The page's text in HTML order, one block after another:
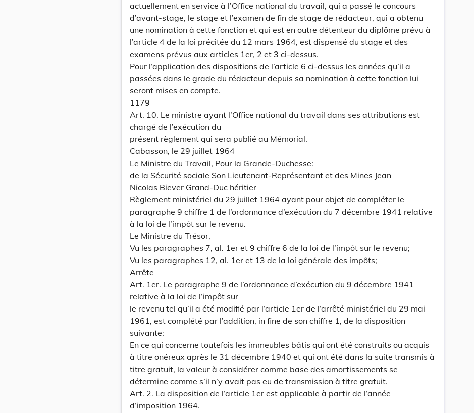
actuellement en service à l’Office national du travail, qui a passé le concours
d’avant-stage, le stage et l’examen de fin de stage de rédacteur, qui a obtenu
une nomination à cette fonction et qui est en outre détenteur du diplôme prévu à
l’article 4 de la loi précitée du 12 mars 1964, est dispensé du stage et des
examens prévus aux articles 1er, 2 et 3 ci-dessus.
Pour l’application des dispositions de l’article 6 ci-dessus les années qu’il a
passées dans le grade du rédacteur depuis sa nomination à cette fonction lui
seront mises en compte.
1179
Art. 10. Le ministre ayant l’Office national du travail dans ses attributions est
chargé de l’exécution du
présent règlement qui sera publié au Mémorial.
Cabasson, le 29 juillet 1964
Le Ministre du Travail, Pour la Grande-Duchesse:
de la Sécurité sociale Son Lieutenant-Représentant et des Mines Jean
Nicolas Biever Grand-Duc héritier
Règlement ministériel du 29 juillet 1964 ayant pour objet de compléter le
paragraphe 9 chiffre 1 de l’ordonnance d’exécution du 7 décembre 1941 relative
à la loi de l’impôt sur le revenu.
Le Ministre du Trésor,
Vu les paragraphes 7, al. 1er et 9 chiffre 6 de la loi de l’impôt sur le revenu;
Vu les paragraphes 12, al. 1er et 13 de la loi générale des impôts;
Arrête
Art. 1er. Le paragraphe 9 de l’ordonnance d’exécution du 9 décembre 1941
relative à la loi de l’impôt sur
le revenu tel qu’il a été modifié par l’article 1er de l’arrêté ministériel du 29 mai
1961, est complété par l’addition, in fine de son chiffre 1, de la disposition
suivante:
En ce qui concerne toutefois les immeubles bâtis qui ont été construits ou acquis
à titre onéreux après le 31 décembre 1940 et qui ont été dans la suite transmis à
titre gratuit, la valeur à considérer comme base des amortissements se
détermine comme s’il n’y avait pas eu de transmission à titre gratuit.
Art. 2. La disposition de l’article 1er est applicable à partir de l’année
d’imposition 1964.